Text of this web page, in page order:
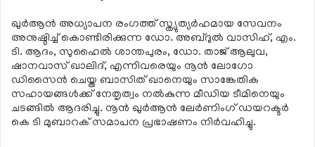
ഖുര്‍ആന്‍ അധ്യാപന രംഗത്ത് സ്ത്യുത്യര്‍ഹമായ സേവനം
അനുഷ്ഠിച്ച് കൊണ്ടിരിക്കുന്ന ഡോ. അബ്ദുല്‍ വാസിഹ്, എം.
ടി. ആദം, സുഹൈല്‍ ശാന്തപുരം, ഡോ. താജ് ആലുവ,
ഷാനവാസ് ഖാലിദ്, എന്നിവരെയും നൂന്‍ ലോഗോ
ഡിസൈന്‍ ചെയ്ത ബാസിത് ഖാനെയും സാങ്കേതിക
സഹായങ്ങള്‍ക്ക് നേതൃത്വം നല്‍കുന്ന മീഡിയ ടീമിനെയും
ചടങ്ങില്‍ ആദരിച്ചു. നൂന്‍ ഖുര്‍ആന്‍ ലേര്‍ണിംഗ് ഡയറക്ടര്‍
കെ ടി മുബാറക് സമാപന പ്രഭാഷണം നിര്‍വഹിച്ചു.